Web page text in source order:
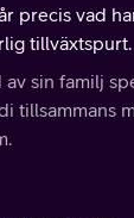
precis vad
tillväxtspurt.
sin familj
tillsammans